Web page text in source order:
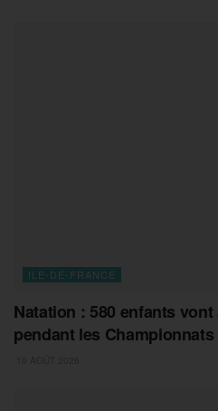
ILE-DE-FRANCE
Natation : 580 enfants
pendant les Championnats